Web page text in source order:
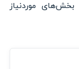
بخش‌های موردنیاز